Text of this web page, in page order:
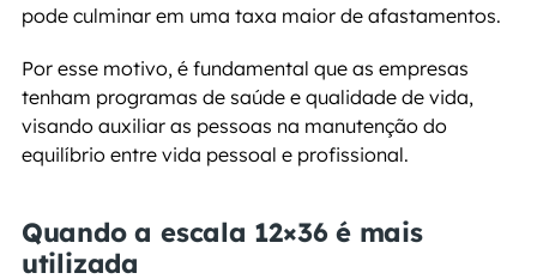
pode culminar em uma taxa maior de afastamentos.
Por esse motivo, é fundamental que as empresas
tenham programas de saúde e qualidade de vida,
visando auxiliar as pessoas na manutenção do
equilíbrio entre vida pessoal e profissional.
Quando a escala 12×36 é mais
utilizada